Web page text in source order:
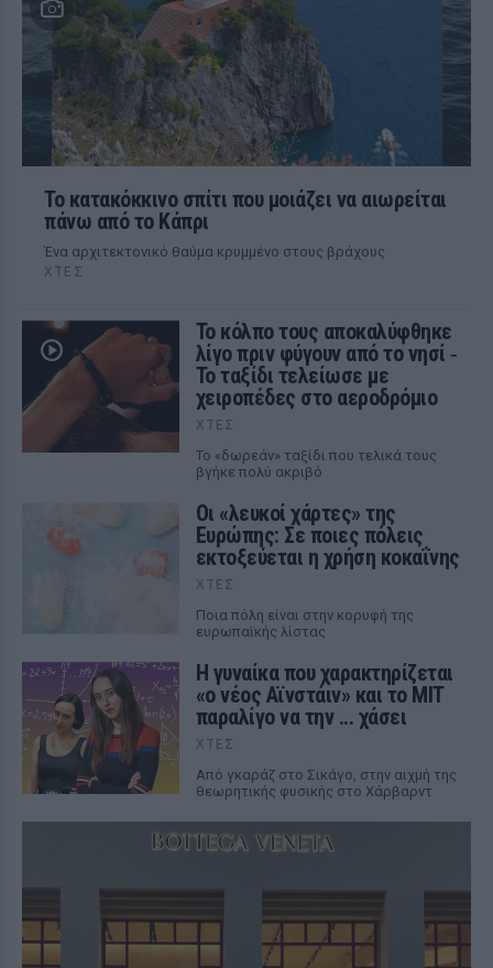
Το κατακόκκινο σπίτι που μοιάζει να αιωρείται
πάνω από το Κάπρι
Ένα αρχιτεκτονικό θαύμα κρυμμένο στους βράχους
ΧΤΕΣ
Το κόλπο τους αποκαλύφθηκε
λίγο πριν φύγουν από το νησί ‑
Το ταξίδι τελείωσε με
χειροπέδες στο αεροδρόμιο
ΧΤΕΣ
Το «δωρεάν» ταξίδι που τελικά τους
βγήκε πολύ ακριβό
Οι «λευκοί χάρτες» της
Ευρώπης: Σε ποιες πόλεις
εκτοξεύεται η χρήση κοκαΐνης
ΧΤΕΣ
Ποια πόλη είναι στην κορυφή της
ευρωπαϊκής λίστας
Η γυναίκα που χαρακτηρίζεται
«ο νέος Αϊνστάιν» και το MIT
παραλίγο να την ... χάσει
ΧΤΕΣ
Από γκαράζ στο Σικάγο, στην αιχμή της
θεωρητικής φυσικής στο Χάρβαρντ